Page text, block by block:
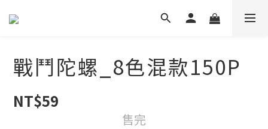
戰鬥陀螺_8色混款150P
NT$59
售完